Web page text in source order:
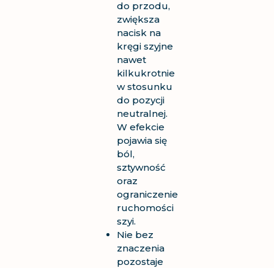
do przodu,
zwiększa
nacisk na
kręgi szyjne
nawet
kilkukrotnie
w stosunku
do pozycji
neutralnej.
W efekcie
pojawia się
ból,
sztywność
oraz
ograniczenie
ruchomości
szyi.
Nie bez
znaczenia
pozostaje